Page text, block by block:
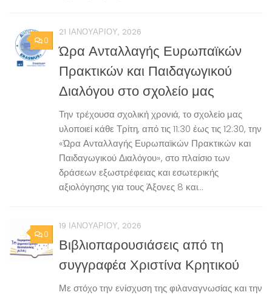
0
21 ΙΑΝΟΥΑΡΊΟΥ, 2026
Ώρα Ανταλλαγής Ευρωπαϊκών
Πρακτικών και Παιδαγωγικού
Διαλόγου στο σχολείο μας
Την τρέχουσα σχολική χρονιά, το σχολείο μας
υλοποιεί κάθε Τρίτη, από τις 11:30 έως τις 12:30, την
«Ώρα Ανταλλαγής Ευρωπαϊκών Πρακτικών και
Παιδαγωγικού Διαλόγου», στο πλαίσιο των
δράσεων εξωστρέφειας και εσωτερικής
αξιολόγησης για τους Άξονες 8 και...
0
19 ΙΑΝΟΥΑΡΊΟΥ, 2026
Βιβλιοπαρουσιάσεις από τη
συγγραφέα Χριστίνα Κρητικού
Με στόχο την ενίσχυση της φιλαναγνωσίας και την